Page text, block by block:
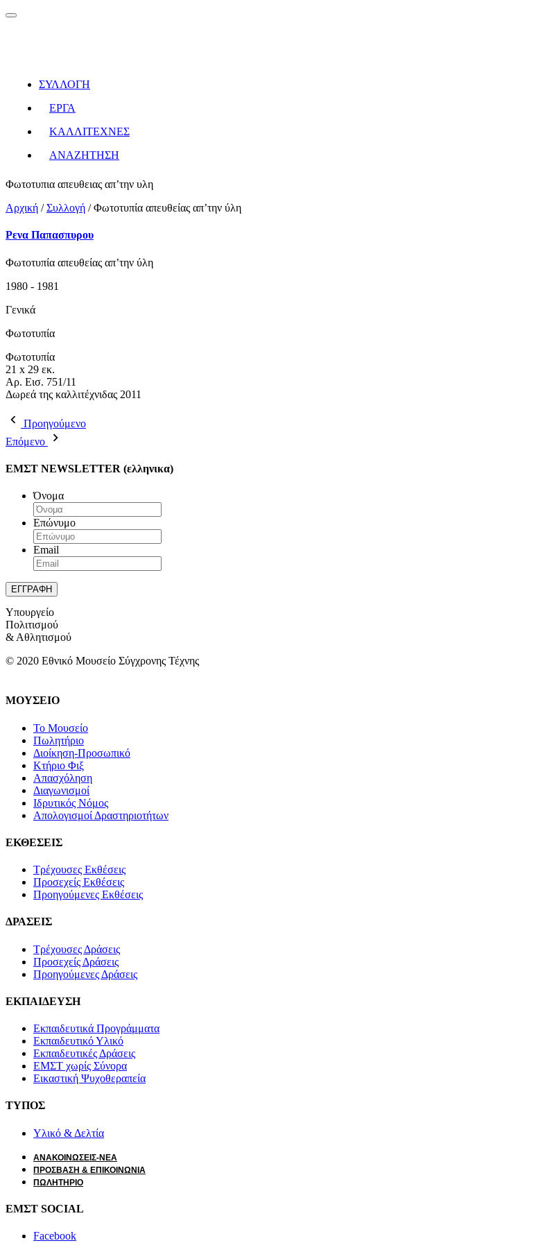
ΣΥΛΛΟΓΗ
ΕΡΓΑ
ΚΑΛΛΙΤΕΧΝΕΣ
ΑΝΑΖΗΤΗΣΗ
Φωτοτυπια απευθειας απ’την υλη
Αρχική /Συλλογή /Φωτοτυπία απευθείας απ’την ύλη
Ρενα Παπασπυρου
Φωτοτυπία απευθείας απ’την ύλη
1980 - 1981
Γενικά
Φωτοτυπία
Φωτοτυπία
21 x 29 εκ.
Αρ. Εισ. 751/11
Δωρεά της καλλιτέχνιδας 2011
Προηγούμενο
Επόμενο
ΕΜΣΤ NEWSLETTER (ελληνικα)
Όνομα
Επώνυμο
Email
Υπουργείο
Πολιτισμού
& Αθλητισμού
© 2020 Εθνικό Μουσείο Σύγχρονης Τέχνης
ΜΟΥΣΕΙΟ
Το Μουσείο
Πωλητήριο
Διοίκηση-Προσωπικό
Κτήριο Φιξ
Απασχόληση
Διαγωνισμοί
Ιδρυτικός Νόμος
Απολογισμοί Δραστηριοτήτων
ΕΚΘΕΣΕΙΣ
Τρέχουσες Εκθέσεις
Προσεχείς Εκθέσεις
Προηγούμενες Εκθέσεις
ΔΡΑΣΕΙΣ
Τρέχουσες Δράσεις
Προσεχείς Δράσεις
Προηγούμενες Δράσεις
ΕΚΠΑΙΔΕΥΣΗ
Εκπαιδευτικά Προγράμματα
Εκπαιδευτικό Υλικό
Εκπαιδευτικές Δράσεις
ΕΜΣΤ χωρίς Σύνορα
Εικαστική Ψυχοθεραπεία
ΤΥΠΟΣ
Υλικό & Δελτία
ΑΝΑΚΟΙΝΩΣΕΙΣ-ΝΕΑ
ΠΡΟΣΒΑΣΗ & ΕΠΙΚΟΙΝΩΝΙΑ
ΠΩΛΗΤΗΡΙΟ
ΕΜΣΤ SOCIAL
Facebook